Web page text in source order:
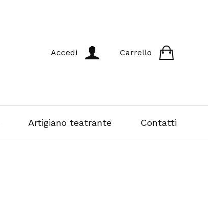
Accedi Carrello
Artigiano teatrante Contatti